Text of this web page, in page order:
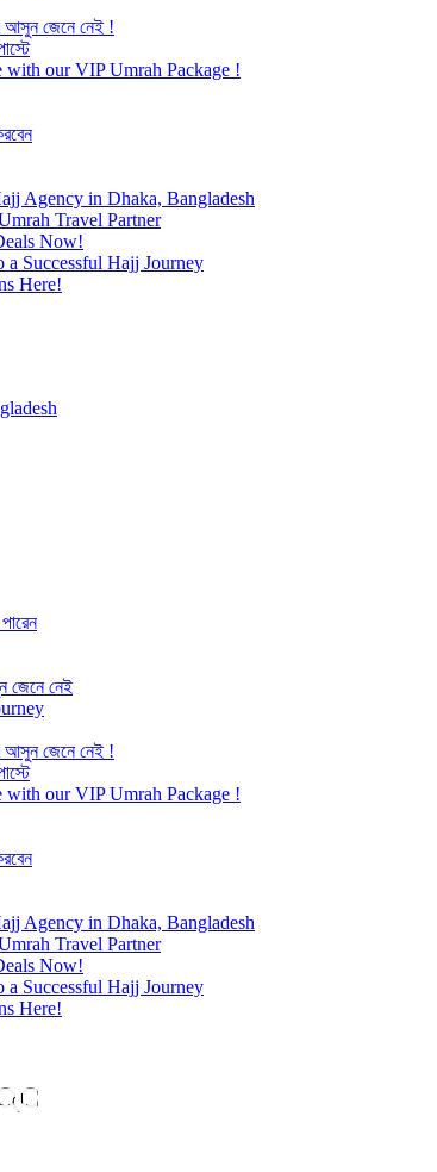
আসুন জেনে নেই !
with our VIP Umrah Package !
Agency in Dhaka, Bangladesh
Travel Partner
Now!
Successful Hajj Journey
Here!
জেনে নেই
আসুন জেনে নেই !
with our VIP Umrah Package !
Agency in Dhaka, Bangladesh
Travel Partner
Now!
Successful Hajj Journey
Here!